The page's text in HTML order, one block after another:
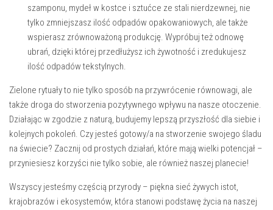
szamponu, mydeł w kostce i sztućce ze stali nierdzewnej, nie
tylko ‌zmniejszasz ilość odpadów opakowaniowych, ‍ale także
wspierasz zrównoważoną produkcję. Wypróbuj też odnowę
ubrań, dzięki której przedłużysz ich żywotność i zredukujesz
ilość ‍odpadów tekstylnych.
Zielone ​rytuały ⁢to nie tylko sposób ⁣na przywrócenie równowagi, ⁣ale
także droga do stworzenia⁤ pozytywnego wpływu⁣ na nasze otoczenie.​
Działając w zgodzie z naturą, budujemy lepszą przyszłość dla siebie i
⁢kolejnych pokoleń. Czy‌ jesteś gotowy/a ‍na stworzenie swojego śladu
na świecie? Zacznij od prostych działań, które mają‌ wielki potencjał –
przyniesiesz‌ korzyści ‌nie⁢ tylko ⁤sobie, ale również naszej planecie!
Wszyscy jesteśmy częścią przyrody⁢ – piękna sieć żywych istot,
krajobrazów i ekosystemów,⁣ która stanowi podstawę‍ życia na naszej‍